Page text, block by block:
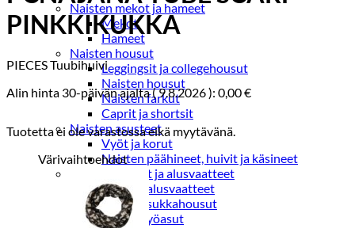
Naisten mekot ja hameet
Mekot
Hameet
Naisten housut
Leggingsit ja collegehousut
Naisten housut
Naisten farkut
Caprit ja shortsit
Naisten asusteet
Vyöt ja korut
Naisten päähineet, huivit ja käsineet
Naisten yöasut ja alusvaatteet
Naisten alusvaatteet
Sukat ja sukkahousut
Naisten yöasut
PINKKIKUKKA
PIECES Tuubihuivi
Alin hinta 30-päivän ajalta (9.8.2026): 0,00€
Tuotetta ei ole varastossa eikä myytävänä.
Värivaihtoehdot